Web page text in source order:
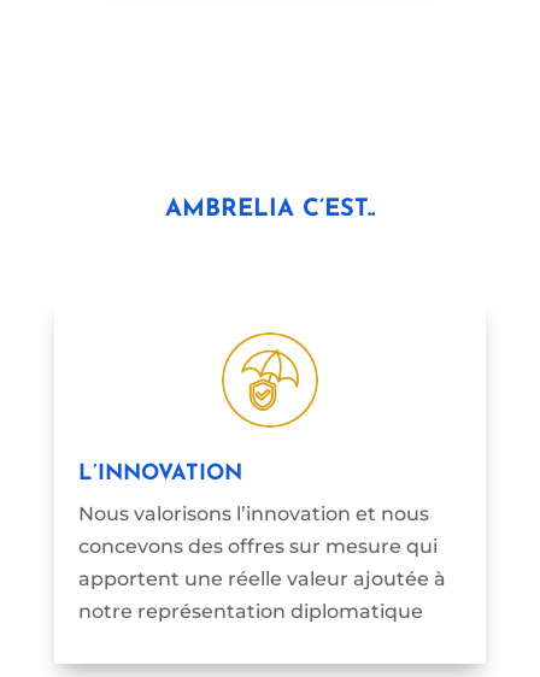
AMBRELIA C’EST..
L’INNOVATION
Nous valorisons l’innovation et nous
concevons des offres sur mesure qui
apportent une réelle valeur ajoutée à
notre représentation diplomatique